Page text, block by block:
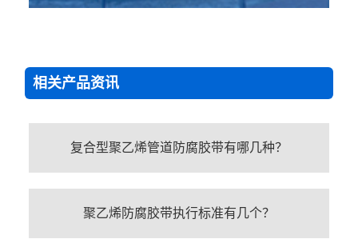
相关产品资讯
复合型聚乙烯管道防腐胶带有哪几种？
聚乙烯防腐胶带执行标准有几个？